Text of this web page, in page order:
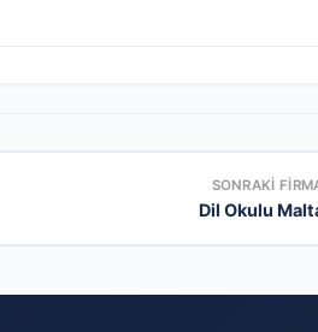
SONRAKI
Dil Okulu